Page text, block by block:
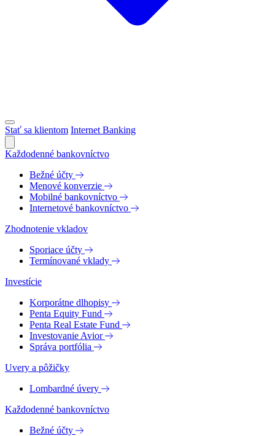
Stať sa klientom Internet Banking
Každodenné bankovníctvo
Bežné účty
Menové konverzie
Mobilné bankovníctvo
Internetové bankovníctvo
Zhodnotenie vkladov
Sporiace účty
Termínované vklady
Investície
Korporátne dlhopisy
Penta Equity Fund
Penta Real Estate Fund
Investovanie Avior
Správa portfólia
Uvery a pôžičky
Lombardné úvery
Každodenné bankovníctvo
Bežné účty